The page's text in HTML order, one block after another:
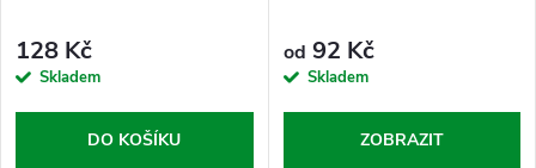
128 Kč
Skladem
DO KOŠÍKU
od 92 Kč
Skladem
ZOBRAZIT